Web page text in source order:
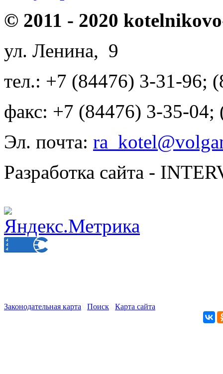
© 2011 - 2020
ул. Ленина, 9
тел.: +7 (84476) 3-31-96;
факс: +7 (84476) 3-35-04;
Эл. почта:
Разработка сайта -
Законодательная карта Поиск Карта сайта